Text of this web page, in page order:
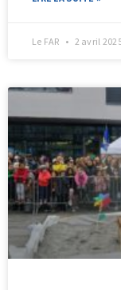
Le FAR 2 avril